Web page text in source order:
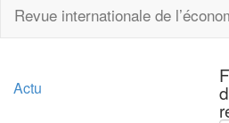
Revue internationale de
Actu